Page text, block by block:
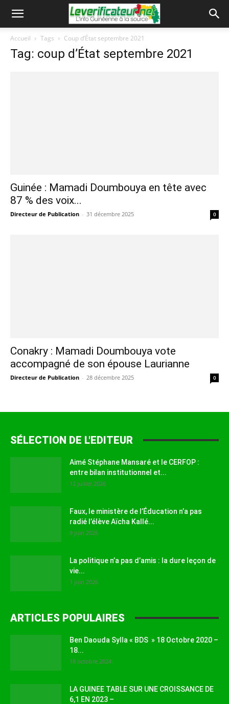
Accueil Tags Coup d’État septembre 2021
Tag: coup d’État septembre 2021
Guinée : Mamadi Doumbouya en tête avec
87 % des voix...
Directeur de Publication - 31 décembre 2025 0
Conakry : Mamadi Doumbouya vote
accompagné de son épouse Laurianne
Directeur de Publication - 28 décembre 2025 0
SÉLECTION DE L'EDITEUR
Aimé Stéphane Mansaré et le CERFOP :
entre bilan institutionnel et...
12 juillet 2026
Faux, le ministère de l’Éducation n’a pas
radié l’élève Aïcha Kallé...
9 juin 2026
La politique n’a pas d’amis : la dure leçon de
vie...
1 juin 2026
ARTICLES POPULAIRES
Ben Daouda Sylla « BDS » 18 Octobre 2020 –
18...
18 octobre 2024
LA GUINEE TABLE SUR UNE CROISSANCE DE
6,1 EN 2023 –